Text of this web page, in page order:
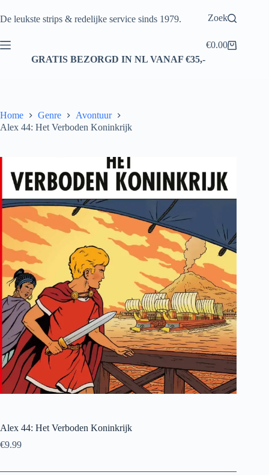
naar
De leukste strips & redelijke service sinds 1979. Zoek
Winkelwagen
€0.00
GRATIS BEZORGD IN NL VANAF €35,-
Home Genre
Avontuur
Alex 44: Het Verboden Koninkrijk
Alex 44: Het Verboden Koninkrijk
€9.99